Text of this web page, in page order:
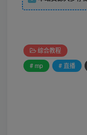
综合教程
# mp
# 直播